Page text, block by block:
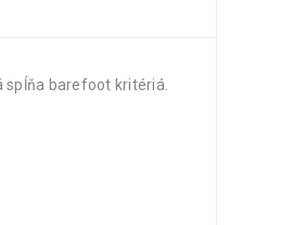
spĺňa barefoot kritériá.